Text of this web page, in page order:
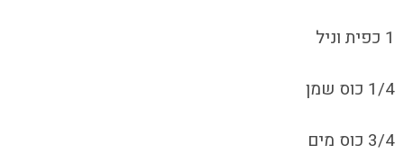
1 כפית וניל
1/4 כוס שמן
3/4 כוס מים